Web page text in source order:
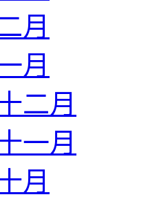
月
月
二月
一月
月